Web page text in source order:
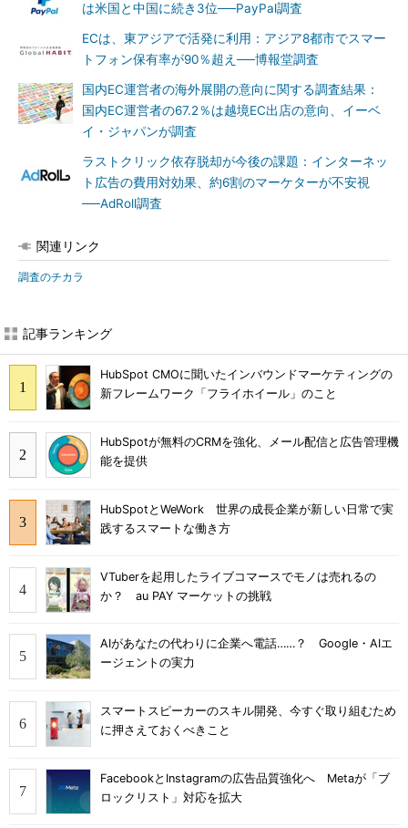
は米国と中国に続き3位──PayPal調査
ECは、東アジアで活発に利用：アジア8都市でスマー
トフォン保有率が90％超え──博報堂調査
国内EC運営者の海外展開の意向に関する調査結果：
国内EC運営者の67.2％は越境EC出店の意向、イーベ
イ・ジャパンが調査
ラストクリック依存脱却が今後の課題：インターネッ
ト広告の費用対効果、約6割のマーケターが不安視
──AdRoll調査
関連リンク
調査のチカラ
記事ランキング
HubSpot CMOに聞いたインバウンドマーケティングの
新フレームワーク「フライホイール」のこと
HubSpotが無料のCRMを強化、メール配信と広告管理機
能を提供
HubSpotとWeWork 世界の成長企業が新しい日常で実
践するスマートな働き方
VTuberを起用したライブコマースでモノは売れるの
か？ au PAY マーケットの挑戦
AIがあなたの代わりに企業へ電話……？ Google・AIエ
ージェントの実力
スマートスピーカーのスキル開発、今すぐ取り組むため
に押さえておくべきこと
FacebookとInstagramの広告品質強化へ Metaが「ブ
ロックリスト」対応を拡大